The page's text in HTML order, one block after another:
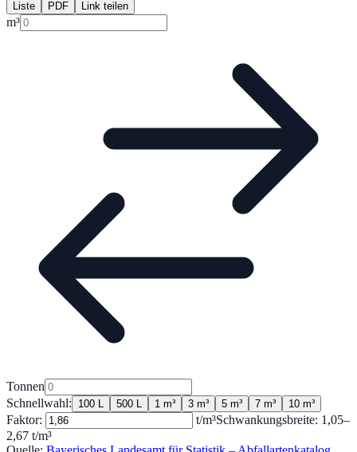
Liste PDF Link teilen
m³
Tonnen
Schnellwahl:
100 L 500 L 1 m³ 3 m³ 5 m³ 7 m³ 10 m³
Faktor: t/m³Schwankungsbreite: 1,05–
2,67 t/m³